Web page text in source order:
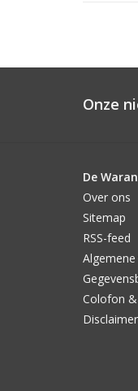
Onze
De
Over ons
Sitemap
RSS-feed
Colofon
Disclaimer